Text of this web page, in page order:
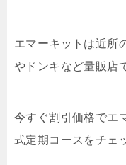
エマーキットは近所
やドンキなど量販店
今すぐ割引価格でエ
式定期コースをチェ